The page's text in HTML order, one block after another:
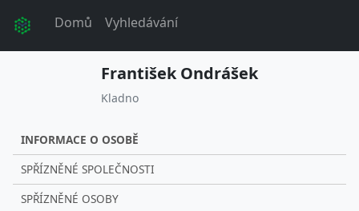
Domů Vyhledávání
František Ondrášek
Kladno
INFORMACE O OSOBĚ
SPŘÍZNĚNÉ SPOLEČNOSTI
SPŘÍZNĚNÉ OSOBY